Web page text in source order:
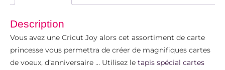
Description
Vous avez une Cricut Joy alors cet assortiment de carte
princesse vous permettra de créer de magnifiques cartes
de voeux, d’anniversaire … Utilisez le tapis spécial cartes